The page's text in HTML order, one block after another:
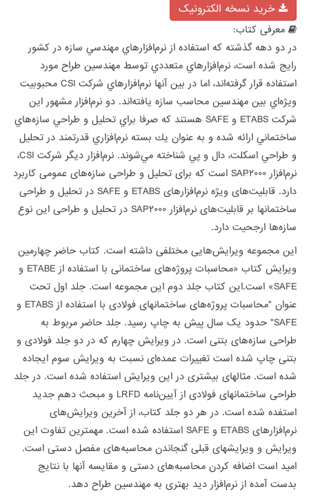
خرید نسخه الکترونیک
معرفی کتاب:
در دو دهه گذشته كه استفاده از نرم‌افزارهاي مهندسي سازه در كشور
رايج شده است، نرم‌افزارهاي متعددي توسط مهندسين طراح مورد
استفاده قرار گرفته‌اند، اما در بين آنها نرم‌افزارهاي شركت CSI محبوبيت
ويژه‌اي بين مهندسين محاسب سازه يافته‌اند. دو نرم‌افزار مشهور اين
شركت ETABS و SAFE هستند که صرفا براي تحليل و طراحي سازه‌هاي
ساختماني ارائه شده و به عنوان يك بسته نرم‌افزاري قدرتمند در تحليل
و طراحي اسكلت، دال و پي شناخته مي‌شوند. نرم‌افزار دیگر شرکت CSI،
نرم‌افزار SAP۲۰۰۰ است که برای تحلیل و طراحی سازه‌های عمومی کاربرد
دارد. قابلیت‌های ویژه نرم‌افزارهای ETABS و SAFE در تحلیل و طراحی
ساختمانها بر قابلیت‌های نرم‌افزار SAP۲۰۰۰ در تحلیل و طراحی این نوع
سازه‌ها ارجحیت دارد.
این مجموعه ویرایش‌هایی مختلفی داشته است. کتاب حاضر چهارمین
ویرایش کتاب «محاسبات پروژه‌های ساختمانی با استفاده از ETABE و
SAFE» است.این کتاب جلد دوم این مجموعه است. جلد اول تحت
عنوان "محاسبات پروژه‌های ساختمانهای فولادی با استفاده از ETABS و
SAFE" حدود یک سال پیش به چاپ رسید. جلد حاضر مربوط به
طراحی سازه‌های بتنی است. در ویرایش چهارم که در دو جلد فولادی و
بتنی چاپ شده است تغییرات عمده‌ای نسبت به ویرایش سوم ایجاده
شده است. مثالهای بیشتری در این ویرایش استفاده شده است. در جلد
طراحی ساختمانهای فولادی از آیین‌نامه LRFD و مبحث دهم جدید
استفده شده است. در هر دو جلد کتاب، از آخرین ویرایش‌های
نرم‌افزارهای ETABS و SAFE استفاده شده است. مهمترین تفاوت این
ویرایش و ویرایشهای قبلی گنجاندن محاسبه‌های مفصل دستی است.
امید است اضافه کردن محاسبه‌های دستی و مقایسه آنها با نتایج
بدست آمده از نرم‌افزار دید بهتری به مهندسین طراح دهد.